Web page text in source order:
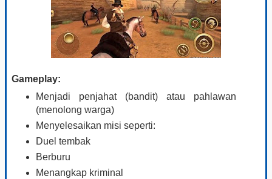
Gameplay:
Menjadi penjahat (bandit) atau pahlawan
(menolong warga)
Menyelesaikan misi seperti:
Duel tembak
Berburu
Menangkap kriminal